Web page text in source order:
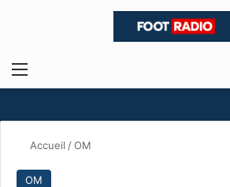
Menu
Accueil /OM
OM